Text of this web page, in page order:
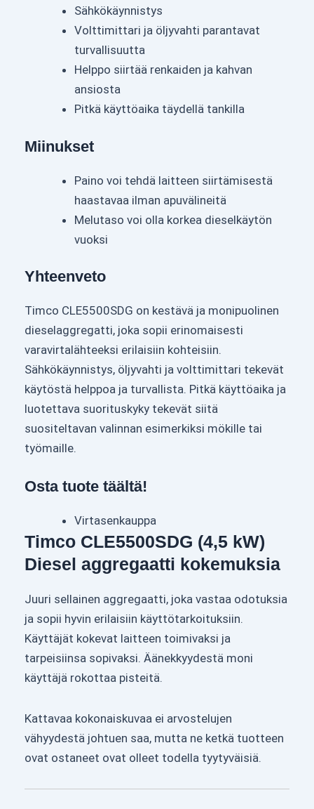
Sähkökäynnistys
Volttimittari ja öljyvahti parantavat
turvallisuutta
Helppo siirtää renkaiden ja kahvan
ansiosta
Pitkä käyttöaika täydellä tankilla
Miinukset
Paino voi tehdä laitteen siirtämisestä
haastavaa ilman apuvälineitä
Melutaso voi olla korkea dieselkäytön
vuoksi
Yhteenveto
Timco CLE5500SDG on kestävä ja monipuolinen
dieselaggregatti, joka sopii erinomaisesti
varavirtalähteeksi erilaisiin kohteisiin.
Sähkökäynnistys, öljyvahti ja volttimittari tekevät
käytöstä helppoa ja turvallista. Pitkä käyttöaika ja
luotettava suorituskyky tekevät siitä
suositeltavan valinnan esimerkiksi mökille tai
työmaille.
Osta tuote täältä!
Virtasenkauppa
Timco CLE5500SDG (4,5 kW)
Diesel aggregaatti kokemuksia
Juuri sellainen aggregaatti, joka vastaa odotuksia
ja sopii hyvin erilaisiin käyttötarkoituksiin.
Käyttäjät kokevat laitteen toimivaksi ja
tarpeisiinsa sopivaksi. Äänekkyydestä moni
käyttäjä rokottaa pisteitä.
Kattavaa kokonaiskuvaa ei arvostelujen
vähyydestä johtuen saa, mutta ne ketkä tuotteen
ovat ostaneet ovat olleet todella tyytyväisiä.